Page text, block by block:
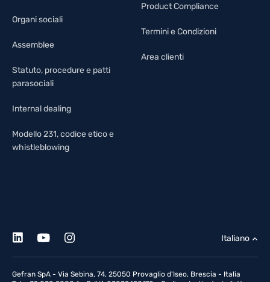
Organi sociali
Assemblee
Statuto, procedure e patti
parasociali
Internal dealing
Modello 231, codice etico e
whistleblowing
Product Compliance
Termini e Condizioni
Area clienti
Gefran SpA - Via Sebina, 74, 25050 Provaglio d'Iseo, Brescia - Italia
Italiano